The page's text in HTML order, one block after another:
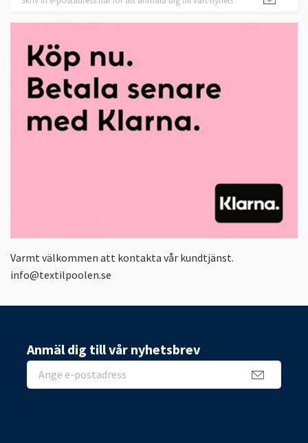
Varmt välkommen att kontakta vår kundtjänst.
info@textilpoolen.se
Anmäl dig till vår nyhetsbrev